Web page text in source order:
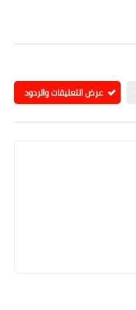
عرض التعليقات والردود